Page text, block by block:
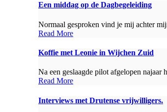
Een middag op de Dagbegeleiding
Normaal gesproken vind je mij achter
Read More
Koffie met Leonie in Wijchen Zuid
Na een geslaagde pilot afgelopen
Read More
Interviews met Drutense vrijwilligers.